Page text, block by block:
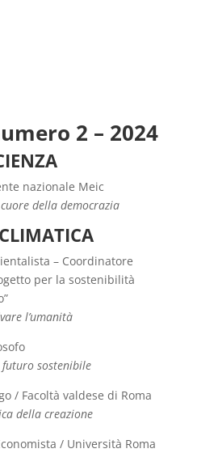
2 – 2024
nazionale Meic
della democrazia
– Coordinatore
per la sostenibilità
l’umanità
futuro sostenibile
/ Facoltà valdese di Roma
della creazione
/ Università Roma